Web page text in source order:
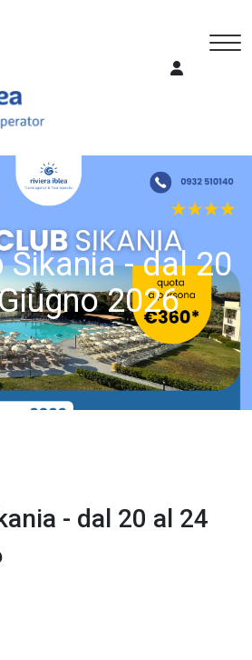
Sikania - dal 20
2026
- dal 20 al 24